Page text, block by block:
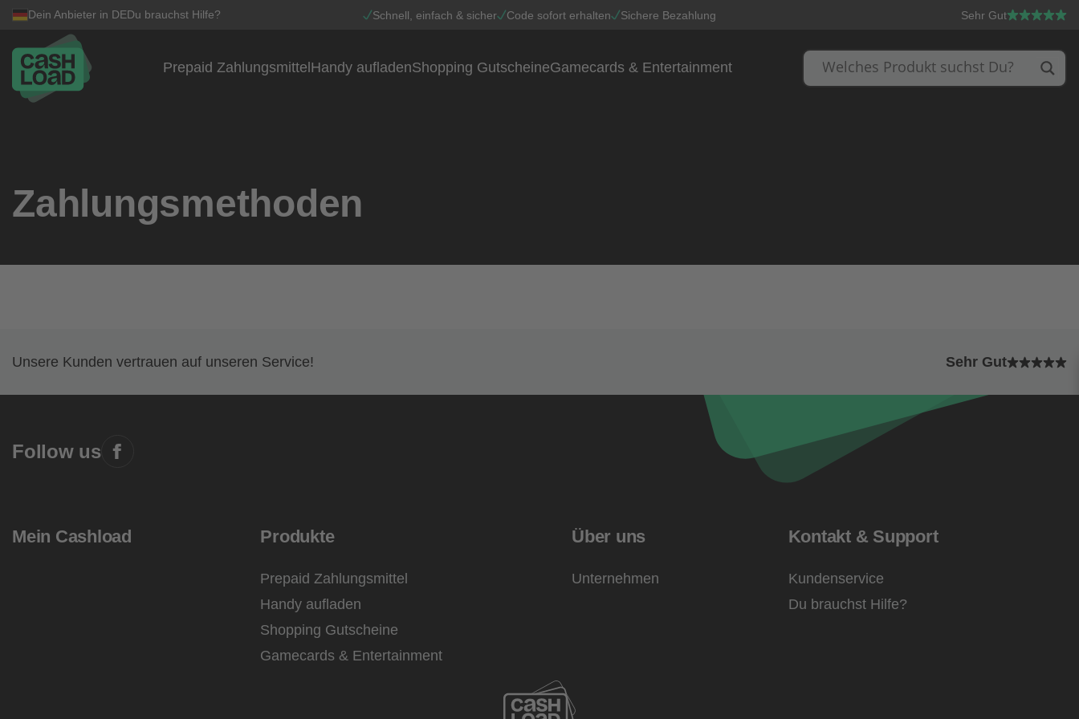
Dein Anbieter in DEDu brauchst Hilfe? Schnell, einfach & sicher Code sofort erhalten Sichere Bezahlung Sehr Gut
Prepaid Zahlungsmittel Handy aufladenShopping GutscheineGamecards & Entertainment
Zahlungsmethoden
Unsere Kunden vertrauen auf unseren Service! Sehr Gut
Follow us
Mein Cashload Produkte
Prepaid Zahlungsmittel
Handy aufladen
Shopping Gutscheine
Gamecards & Entertainment
Über uns
Unternehmen
Kontakt & Support
Kundenservice
Du brauchst Hilfe?